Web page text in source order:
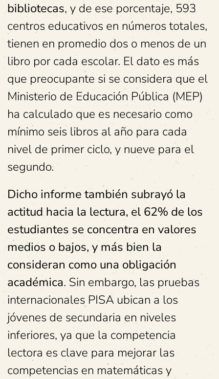
bibliotecas, y de ese porcentaje, 593
centros educativos en números totales,
tienen en promedio dos o menos de un
libro por cada escolar. El dato es más
que preocupante si se considera que el
Ministerio de Educación Pública (MEP)
ha calculado que es necesario como
mínimo seis libros al año para cada
nivel de primer ciclo, y nueve para el
segundo.
Dicho informe también subrayó la
actitud hacia la lectura, el 62% de los
estudiantes se concentra en valores
medios o bajos, y más bien la
consideran como una obligación
académica. Sin embargo, las pruebas
internacionales PISA ubican a los
jóvenes de secundaria en niveles
inferiores, ya que la competencia
lectora es clave para mejorar las
competencias en matemáticas y